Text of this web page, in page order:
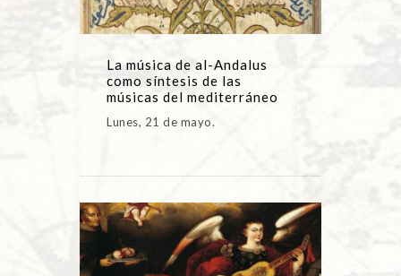
La música de al-Andalus
como síntesis de las
músicas del mediterráneo
Lunes, 21 de mayo.